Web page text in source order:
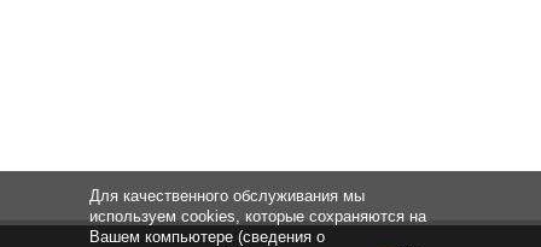
Для качественного обслуживания мы
используем cookies, которые сохраняются на
Вашем компьютере (сведения о